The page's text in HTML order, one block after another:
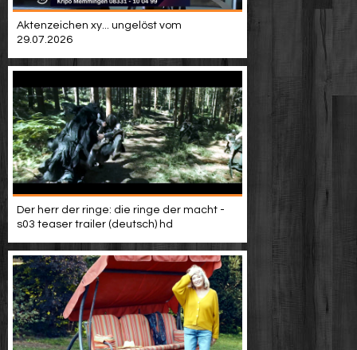
Aktenzeichen xy... ungelöst vom
29.07.2026
Der herr der ringe: die ringe der macht -
s03 teaser trailer (deutsch) hd